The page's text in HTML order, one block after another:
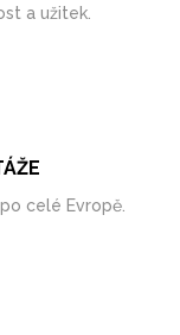
a užitek.
celé Evropě.